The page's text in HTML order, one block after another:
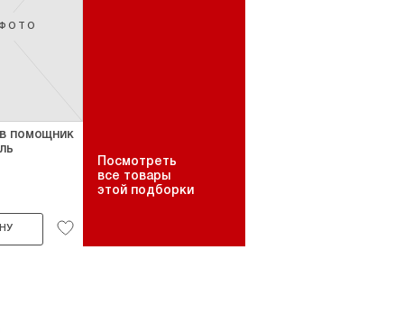
помощник
Посмотреть
все товары
этой подборки